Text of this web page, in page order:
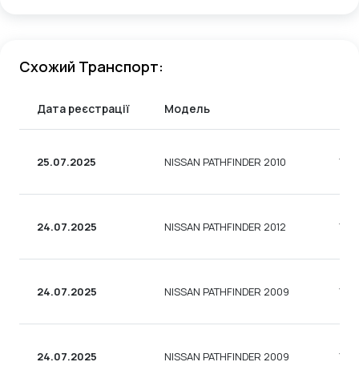
Схожий Транспорт:
Дата реєстрації Модель
25.07.2025 NISSAN PATHFINDER 2010
24.07.2025 NISSAN PATHFINDER 2012
24.07.2025 NISSAN PATHFINDER 2009
24.07.2025 NISSAN PATHFINDER 2009